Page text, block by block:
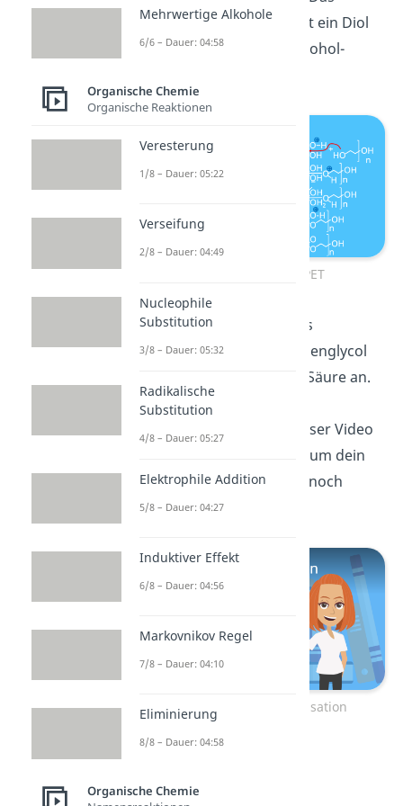
Monomer Ethylenglycol ist ein Diol
und besitzt somit zwei Alkohol-
Polykondensation PET
Bei der Reaktion greift das
Sauerstoffatom vom Ethylenglycol
das Kohlenstoffatom der Säure an.
Dabei wird Wasser (H
abgespalten. Schau dir unser Video
zur Polykondensation an, um dein
Wissen über die Reaktion noch
einmal aufzufrischen!
Zum Video: Polykondensation
Polymerisation
Mehrwertige Alkohole
6/6 – Dauer: 04:58
Organische Chemie
Organische Reaktionen
Veresterung
1/8 – Dauer: 05:22
Verseifung
2/8 – Dauer: 04:49
Nucleophile
Substitution
3/8 – Dauer: 05:32
Radikalische
Substitution
4/8 – Dauer: 05:27
Elektrophile Addition
5/8 – Dauer: 04:27
Induktiver Effekt
6/8 – Dauer: 04:56
Markovnikov Regel
7/8 – Dauer: 04:10
Eliminierung
8/8 – Dauer: 04:58
Organische Chemie